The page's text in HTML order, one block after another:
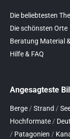
Die beliebtesten
Die schönsten Orte
Beratung Material
Hilfe & FAQ
Angesagteste
Berge/ Strand /
Hochformate/
/ Patagonien /